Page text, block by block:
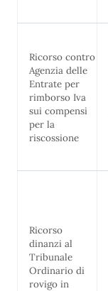
Ricorso contro
Agenzia delle
Entrate per
rimborso Iva
sui compensi
per la
riscossione
Ricorso
dinanzi al
Tribunale
Ordinario di
rovigo in